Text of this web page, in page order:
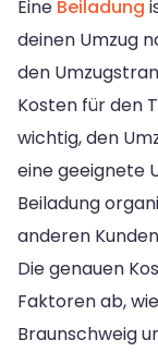
Eine Beiladung
deinen Umzug
den
Kosten für den
wichtig, den
eine geeignete
Beiladung
anderen
Die genauen
Faktoren ab,
Braunschweig